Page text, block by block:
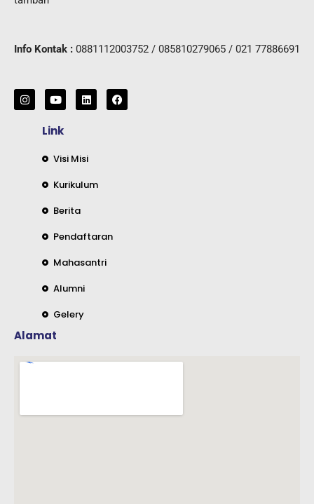
Info Kontak : 0881112003752 / 085810279065 / 021 77886691
I
n
Y
o
t
u
e
L
i
i
F
a
Link
Visi Misi
Kurikulum
Berita
Pendaftaran
Mahasantri
Alumni
Gelery
Alamat